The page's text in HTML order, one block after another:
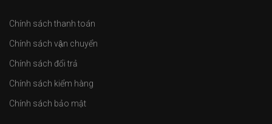
Chính sách thanh toán
Chính sách vận chuyển
Chính sách đổi trả
Chính sách kiểm hàng
Chính sách bảo mật